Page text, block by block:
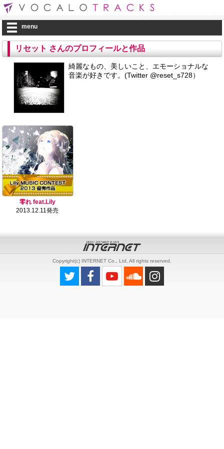
menu
リセット さんのプロフィールと作品
綺麗なもの、美しいこと、エモーショナルな
音楽が好きです。(Twitter @reset_s728）
零れ feat.Lily
2013.12.11発売
Copyright(c) INTERNET Co., Ltd. All rights reserved.